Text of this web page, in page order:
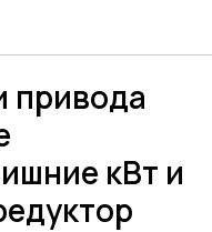
привода
кВт и